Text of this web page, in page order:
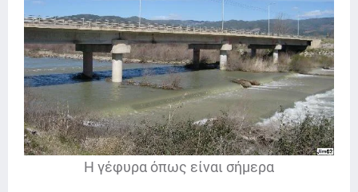
Η γέφυρα όπως είναι σήμερα